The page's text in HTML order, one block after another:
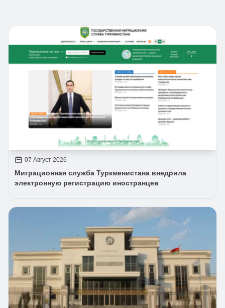
07 Август 2026
Миграционная служба Туркменистана внедрила
электронную регистрацию иностранцев